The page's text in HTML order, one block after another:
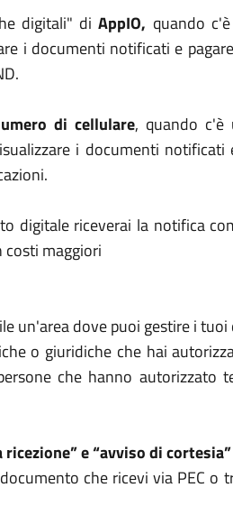
digitali" diAppIO, quando
i documenti notificati e
di cellulare, quando c'è
i documenti notificati
digitale riceverai la notifica
costi maggiori
un'area dove puoi gestire i
o giuridiche che hai
che hanno autorizzato
e “avviso di cortesia”
che ricevi via PEC o